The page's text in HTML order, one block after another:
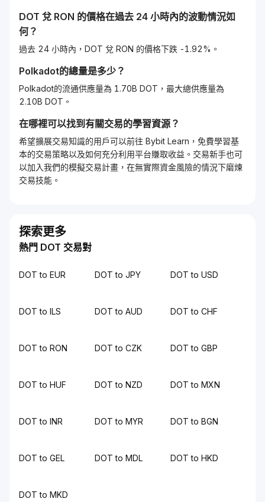
DOT 兌 RON 的價格在過去 24 小時內的波動情況如
何？
過去 24 小時內，DOT 兌 RON 的價格下跌 -1.92%。
Polkadot的總量是多少？
Polkadot的流通供應量為 1.70B DOT，最大總供應量為
2.10B DOT。
在哪裡可以找到有關交易的學習資源？
希望擴展交易知識的用戶可以前往 Bybit Learn，免費學習基
本的交易策略以及如何充分利用平台賺取收益。交易新手也可
以加入我們的模擬交易計畫，在無實際資金風險的情況下磨煉
交易技能。
探索更多
熱門 DOT 交易對
DOT to EUR DOT to JPY DOT to USD
DOT to ILS DOT to AUD DOT to CHF
DOT to RON DOT to CZK DOT to GBP
DOT to HUF DOT to NZD DOT to MXN
DOT to INR DOT to MYR DOT to BGN
DOT to GEL DOT to MDL DOT to HKD
DOT to MKD